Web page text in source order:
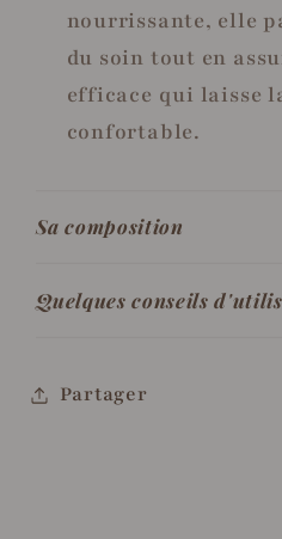
nourrissante, elle
du soin tout en
efficace qui laisse
confortable.
Sa composition
Quelques conseils
Partager